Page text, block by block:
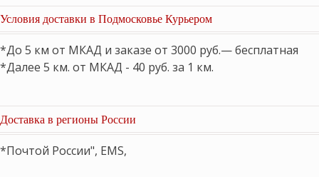
Условия доставки в Подмосковье Курьером
*До 5 км от МКАД и заказе от 3000 руб.— бесплатная
*Далее 5 км. от МКАД - 40 руб. за 1 км.
Доставка в регионы России
*Почтой России", EMS,